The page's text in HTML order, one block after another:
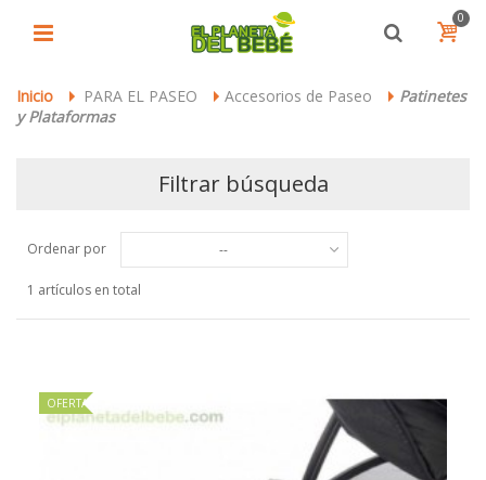
0
Inicio > PARA EL PASEO > Accesorios de Paseo > Patinetes
y Plataformas
Filtrar búsqueda
Ordenar por --
1 artículos en total
OFERTA